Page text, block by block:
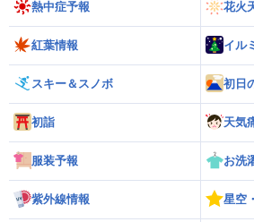
熱中症予報 花火
紅葉情報 イル
スキー＆スノボ 初日
初詣 天気
服装予報 お洗
紫外線情報 星空